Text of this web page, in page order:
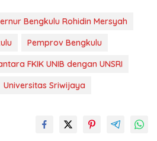
Bengkulu Rohidin Mersyah
Pemprov Bengkulu
FKIK UNIB dengan UNSRI
Universitas Sriwijaya